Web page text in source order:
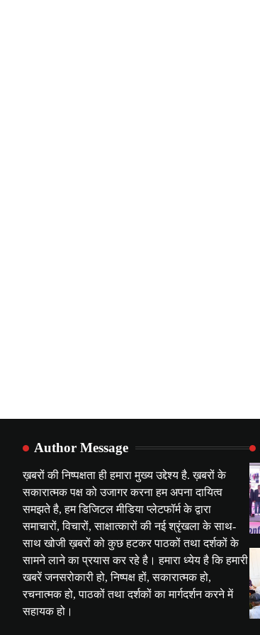
Author Message
ख़बरों की निष्पक्षता ही हमारा मुख्य उद्देश्य है. ख़बरों के
सकारात्मक पक्ष को उजागर करना हम अपना दायित्व
समझते है, हम डिजिटल मीडिया प्लेटफॉर्म के द्वारा
समाचारों, विचारों, साक्षात्कारों की नई श्रृंखला के साथ-
साथ खोजी ख़बरों को कुछ हटकर पाठकों तथा दर्शकों के
सामने लाने का प्रयास कर रहे है। हमारा ध्येय है कि हमारी
खबरें जनसरोकारी हो, निष्पक्ष हों, सकारात्मक हो,
रचनात्मक हो, पाठकों तथा दर्शकों का मार्गदर्शन करने में
सहायक हो।